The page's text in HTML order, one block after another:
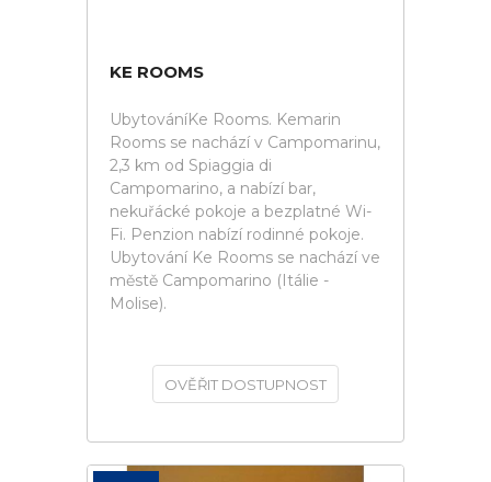
KE ROOMS
UbytováníKe Rooms. Kemarin
Rooms se nachází v Campomarinu,
2,3 km od Spiaggia di
Campomarino, a nabízí bar,
nekuřácké pokoje a bezplatné Wi-
Fi. Penzion nabízí rodinné pokoje.
Ubytování Ke Rooms se nachází ve
městě Campomarino (Itálie -
Molise).
OVĚŘIT DOSTUPNOST